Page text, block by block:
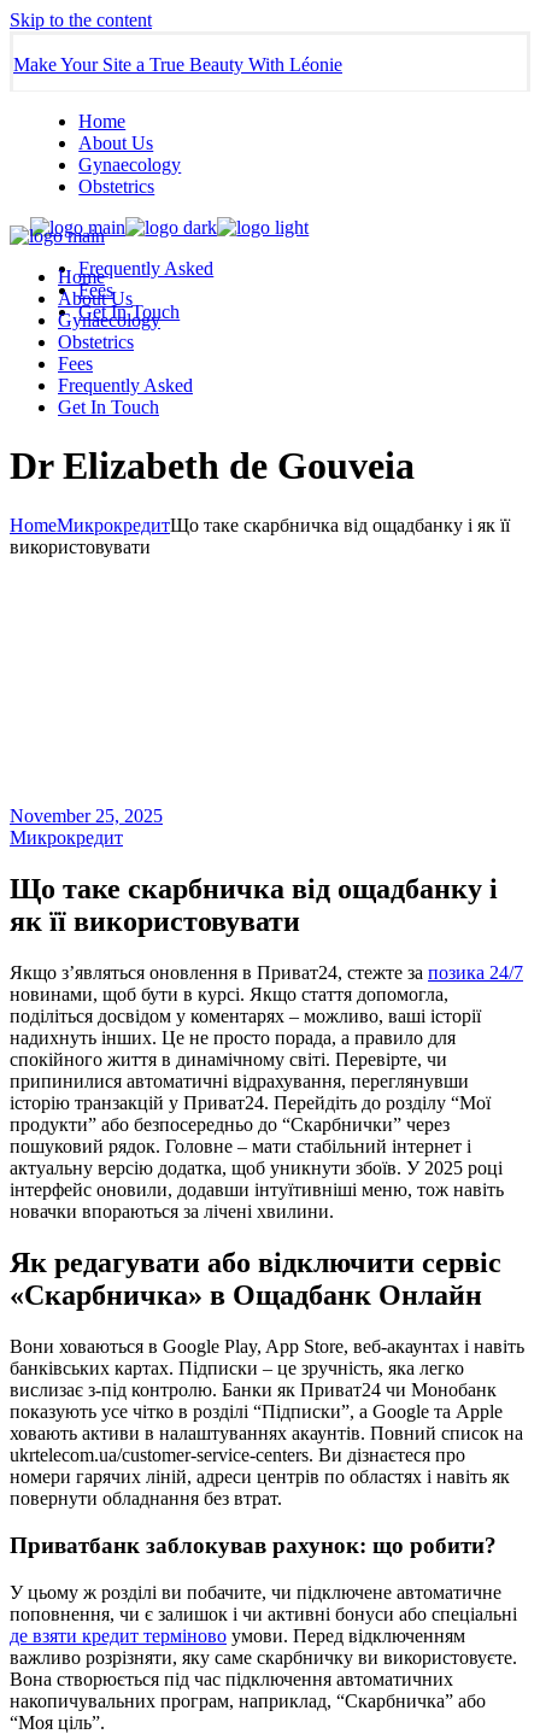
Skip to the content
Make Your Site a True Beauty With Léonie
Home
About Us
Gynaecology
Obstetrics
Frequently Asked
Fees
Get In Touch
Home
About Us
Gynaecology
Obstetrics
Fees
Frequently Asked
Get In Touch
Dr Elizabeth de Gouveia
HomeМикрокредитЩо таке скарбничка від ощадбанку і як її
використовувати
November 25, 2025
Микрокредит
Що таке скарбничка від ощадбанку і
як її використовувати
Якщо з’являться оновлення в Приват24, стежте за позика 24/7
новинами, щоб бути в курсі. Якщо стаття допомогла,
поділіться досвідом у коментарях – можливо, ваші історії
надихнуть інших. Це не просто порада, а правило для
спокійного життя в динамічному світі. Перевірте, чи
припинилися автоматичні відрахування, переглянувши
історію транзакцій у Приват24. Перейдіть до розділу “Мої
продукти” або безпосередньо до “Скарбнички” через
пошуковий рядок. Головне – мати стабільний інтернет і
актуальну версію додатка, щоб уникнути збоїв. У 2025 році
інтерфейс оновили, додавши інтуїтивніші меню, тож навіть
новачки впораються за лічені хвилини.
Як редагувати або відключити сервіс
«Скарбничка» в Ощадбанк Онлайн
Вони ховаються в Google Play, App Store, веб-акаунтах і навіть
банківських картах. Підписки – це зручність, яка легко
вислизає з-під контролю. Банки як Приват24 чи Монобанк
показують усе чітко в розділі “Підписки”, а Google та Apple
ховають активи в налаштуваннях акаунтів. Повний список на
ukrtelecom.ua/customer-service-centers. Ви дізнаєтеся про
номери гарячих ліній, адреси центрів по областях і навіть як
повернути обладнання без втрат.
Приватбанк заблокував рахунок: що робити?
У цьому ж розділі ви побачите, чи підключене автоматичне
поповнення, чи є залишок і чи активні бонуси або спеціальні
де взяти кредит терміново умови. Перед відключенням
важливо розрізняти, яку саме скарбничку ви використовуєте.
Вона створюється під час підключення автоматичних
накопичувальних програм, наприклад, “Скарбничка” або
“Моя ціль”.